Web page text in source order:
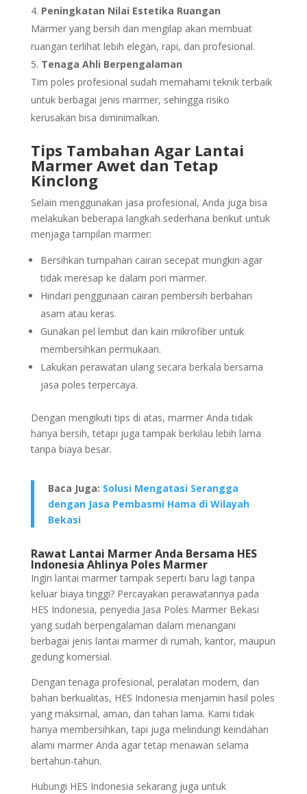
Peningkatan Nilai Estetika Ruangan
Marmer yang bersih dan mengilap akan membuat
ruangan terlihat lebih elegan, rapi, dan profesional.
Tenaga Ahli Berpengalaman
Tim poles profesional sudah memahami teknik terbaik
untuk berbagai jenis marmer, sehingga risiko
kerusakan bisa diminimalkan.
Tips Tambahan Agar Lantai
Marmer Awet dan Tetap
Kinclong
Selain menggunakan jasa profesional, Anda juga bisa
melakukan beberapa langkah sederhana berikut untuk
menjaga tampilan marmer:
Bersihkan tumpahan cairan secepat mungkin agar
tidak meresap ke dalam pori marmer.
Hindari penggunaan cairan pembersih berbahan
asam atau keras.
Gunakan pel lembut dan kain mikrofiber untuk
membersihkan permukaan.
Lakukan perawatan ulang secara berkala bersama
jasa poles terpercaya.
Dengan mengikuti tips di atas, marmer Anda tidak
hanya bersih, tetapi juga tampak berkilau lebih lama
tanpa biaya besar.
Baca Juga: Solusi Mengatasi Serangga
dengan Jasa Pembasmi Hama di Wilayah
Bekasi
Rawat Lantai Marmer Anda Bersama HES
Indonesia Ahlinya Poles Marmer
Ingin lantai marmer tampak seperti baru lagi tanpa
keluar biaya tinggi? Percayakan perawatannya pada
HES Indonesia, penyedia Jasa Poles Marmer Bekasi
yang sudah berpengalaman dalam menangani
berbagai jenis lantai marmer di rumah, kantor, maupun
gedung komersial.
Dengan tenaga profesional, peralatan modern, dan
bahan berkualitas, HES Indonesia menjamin hasil poles
yang maksimal, aman, dan tahan lama. Kami tidak
hanya membersihkan, tapi juga melindungi keindahan
alami marmer Anda agar tetap menawan selama
bertahun-tahun.
Hubungi HES Indonesia sekarang juga untuk